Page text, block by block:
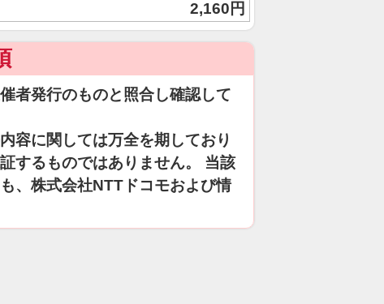
2,160円
者発行のものと照合し確認して
容に関しては万全を期しており
するものではありません。 当該
、株式会社NTTドコモおよび情